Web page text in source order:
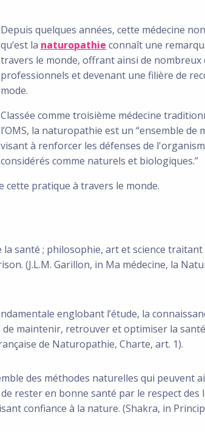
Depuis quelques années, cette médecine
qu’est la naturopathie connaît une
travers le monde, offrant ainsi de nombreux
professionnels et devenant une filière de
mode.
Classée comme troisième médecine
l’OMS, la naturopathie est un “ensemble de
visant à renforcer les défenses de
considérés comme naturels et biologiques.”
cette pratique à travers le monde.
la santé ; philosophie, art et science traitant
(J.L.M. Garillon, in Ma médecine, la
englobant l’étude, la
de maintenir, retrouver et optimiser la
de Naturopathie, Charte, art. 1).
des méthodes naturelles qui peuvent
rester en bonne santé par le respect
confiance à la nature. (Shakra, in